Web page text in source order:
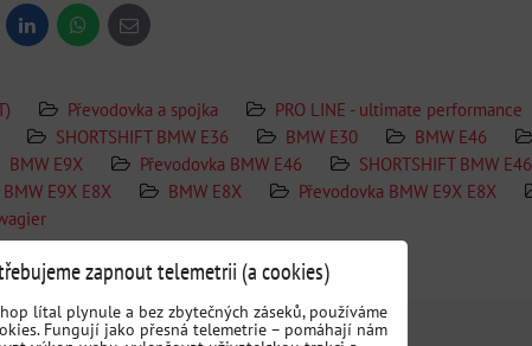
LinkedInWhatsApp
E-
mail
Převodovka a spojka PRO LINE - ultimate performance
SHORTSHIFT BMW E36 BMW E30 BMW E46
BMW E9X Převodovka BMW E46 SHORTSHIFT BMW E46
E9X E8X
BMW E8X Převodovka BMW E9X E8X
zapnout telemetrii (a cookies)
lítal plynule a bez zbytečných záseků, používáme
Fungují jako přesná telemetrie – pomáhají nám